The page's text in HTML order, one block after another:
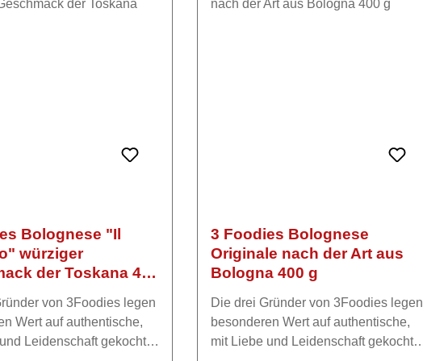
Bolognese "Il
würziger
der Toskana 400
von 3Foodies legen
Wert auf authentische,
Leidenschaft gekochte
3 Foodies Bolognese
Originale nach der Art aus
Bologna 400 g
Die drei Gründer von 3Foodies legen
besonderen Wert auf authentische,
mit Liebe und Leidenschaft gekochte